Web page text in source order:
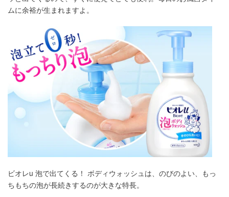
ムに余裕が生まれますよ。
ビオレu 泡で出てくる！ ボディウォッシュは、のびのよい、もっ
ちもちの泡が長続きするのが大きな特長。